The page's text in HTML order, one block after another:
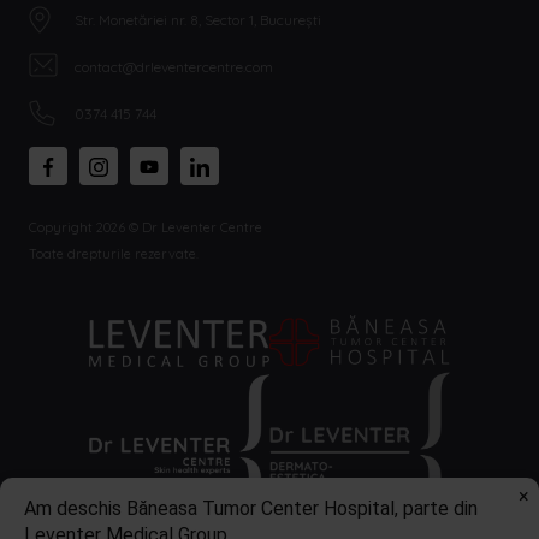
Str. Monetăriei nr. 8, Sector 1, București
contact@drleventercentre.com
0374 415 744
Copyright 2026 © Dr Leventer Centre
Toate drepturile rezervate.
×
Am deschis Băneasa Tumor Center Hospital, parte din